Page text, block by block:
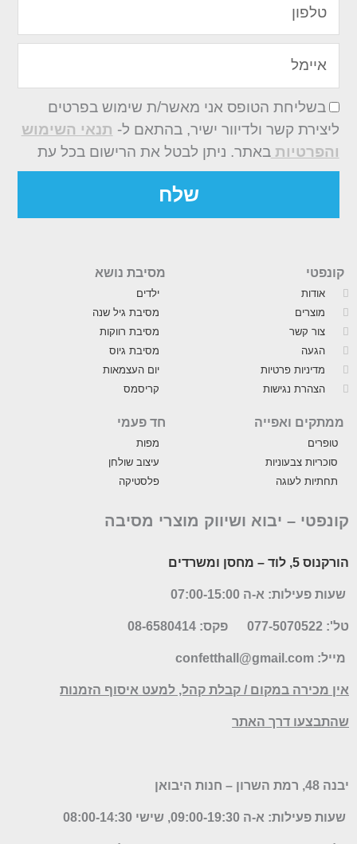
בשליחת הטופס אני מאשר/ת שימוש בפרטים
ליצירת קשר ולדיוור ישיר, בהתאם ל- תנאי השימוש
והפרטיותבאתר. ניתן לבטל את הרישום בכל עת
שלח
קונפטי
אודות
מוצרים
צור קשר
הגעה
מדיניות פרטיות
הצהרת נגישות
מסיבת נושא
ילדים
מסיבת גיל שנה
מסיבת רווקות
מסיבת גיוס
יום העצמאות
קריסמס
ממתקים ואפייה
טופרים
סוכריות צבעוניות
תחתיות לעוגה
חד פעמי
מפות
עיצוב שולחן
פלסטיקה
קונפטי – יבוא ושיווק מוצרי מסיבה
הורקנוס 5, לוד – מחסן ומשרדים
שעות פעילות: א-ה 07:00-15:00
טל': 077-5070522
מייל: confetthall@gmail.com
אין מכירה במקום / קבלת קהל, למעט איסוף הזמנות
שהתבצעו דרך האתר
יבנה 48, רמת השרון – חנות היבואן
שעות פעילות: א-ה 09:00-19:30, שישי 08:00-14:30